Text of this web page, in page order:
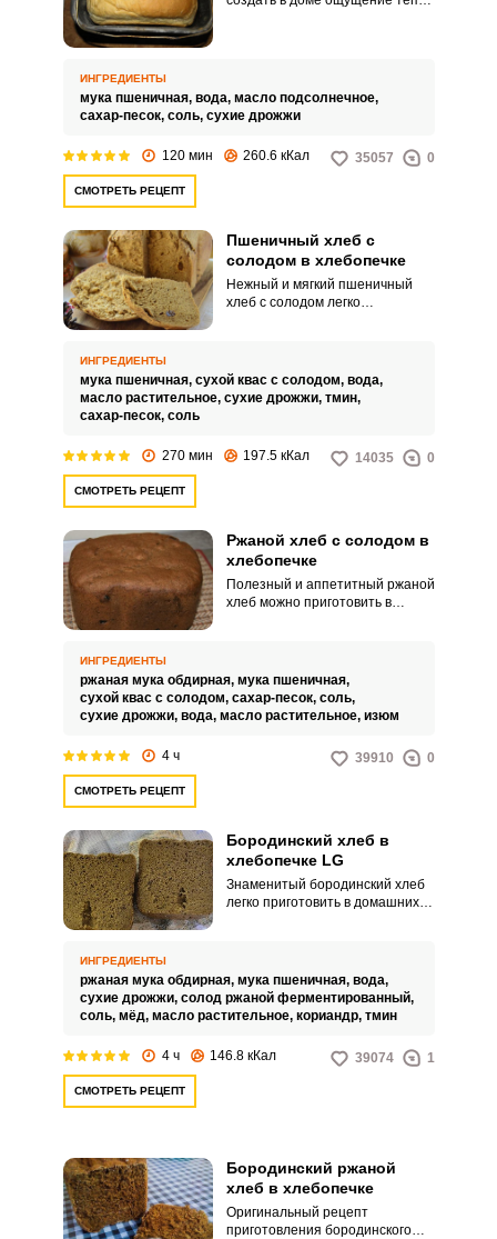
ИНГРЕДИЕНТЫ
мука пшеничная, вода, масло подсолнечное,
сахар-песок, соль, сухие дрожжи
120 мин 260.6 кКал 35057 0
СМОТРЕТЬ РЕЦЕПТ
Пшеничный хлеб с
солодом в хлебопечке
Нежный и мягкий пшеничный
хлеб с солодом легко
подавать к семейному завтраку
или в любое другое время.
ИНГРЕДИЕНТЫ
мука пшеничная, сухой квас с солодом, вода,
масло растительное, сухие дрожжи, тмин,
сахар-песок, соль
270 мин 197.5 кКал 14035 0
СМОТРЕТЬ РЕЦЕПТ
Ржаной хлеб с солодом в
хлебопечке
Полезный и аппетитный ржаной
хлеб можно приготовить в
своим нежным вкусом и
приятным ароматом.
ИНГРЕДИЕНТЫ
ржаная мука обдирная, мука пшеничная,
сухой квас с солодом, сахар-песок, соль,
сухие дрожжи, вода, масло растительное, изюм
4 ч 39910 0
СМОТРЕТЬ РЕЦЕПТ
Бородинский хлеб в
хлебопечке LG
Знаменитый бородинский хлеб
легко приготовить в домашних
ИНГРЕДИЕНТЫ
ржаная мука обдирная, мука пшеничная, вода,
сухие дрожжи, солод ржаной ферментированный,
соль, мёд, масло растительное, кориандр, тмин
4 ч 146.8 кКал 39074 1
СМОТРЕТЬ РЕЦЕПТ
Бородинский ржаной
хлеб в хлебопечке
Оригинальный рецепт
приготовления бородинского